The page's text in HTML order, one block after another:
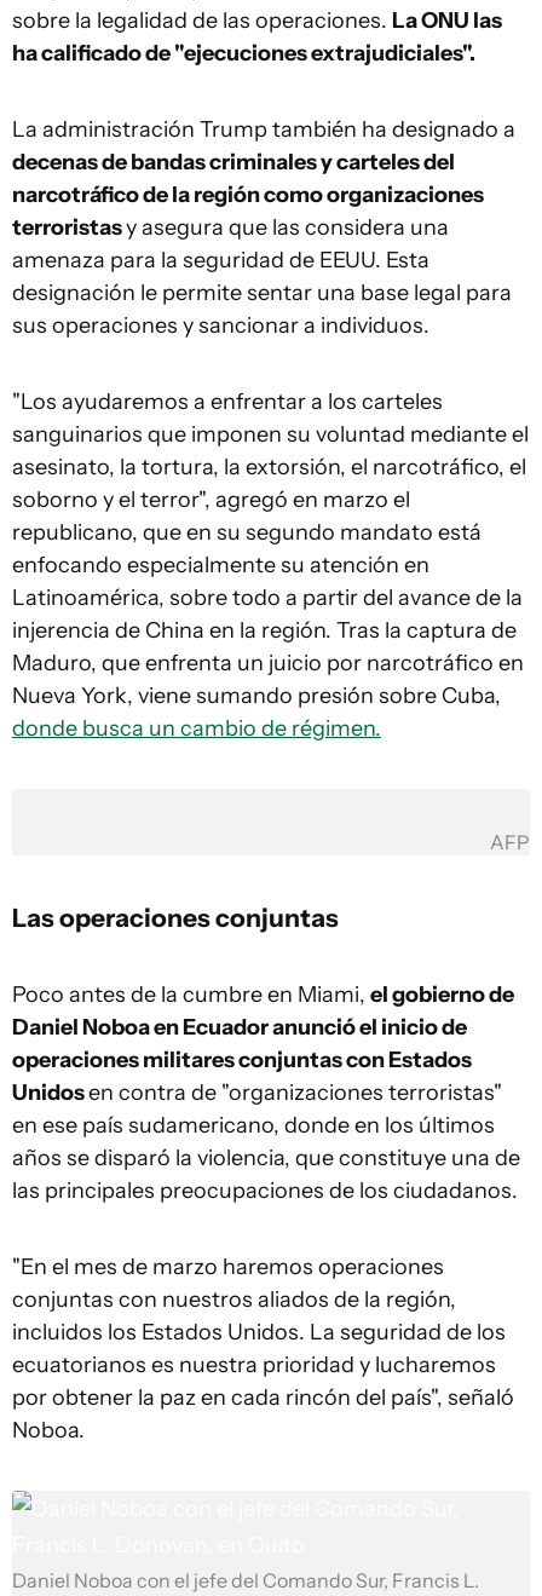
sobre la legalidad de las operaciones. La ONU las
ha calificado de "ejecuciones extrajudiciales".
La administración Trump también ha designado a
decenas de bandas criminales y carteles del
narcotráfico de la región como organizaciones
terroristasy asegura que las considera una
amenaza para la seguridad de EEUU. Esta
designación le permite sentar una base legal para
sus operaciones y sancionar a individuos.
"Los ayudaremos a enfrentar a los carteles
sanguinarios que imponen su voluntad mediante el
asesinato, la tortura, la extorsión, el narcotráfico, el
soborno y el terror", agregó en marzo el
republicano, que en su segundo mandato está
enfocando especialmente su atención en
Latinoamérica, sobre todo a partir del avance de la
injerencia de China en la región. Tras la captura de
Maduro, que enfrenta un juicio por narcotráfico en
Nueva York, viene sumando presión sobre Cuba,
donde busca un cambio de régimen.
AFP
Las operaciones conjuntas
Poco antes de la cumbre en Miami, el gobierno de
Daniel Noboa en Ecuador anunció el inicio de
operaciones militares conjuntas con Estados
Unidosen contra de "organizaciones terroristas"
en ese país sudamericano, donde en los últimos
años se disparó la violencia, que constituye una de
las principales preocupaciones de los ciudadanos.
"En el mes de marzo haremos operaciones
conjuntas con nuestros aliados de la región,
incluidos los Estados Unidos. La seguridad de los
ecuatorianos es nuestra prioridad y lucharemos
por obtener la paz en cada rincón del país", señaló
Noboa.
Daniel Noboa con el jefe del Comando Sur, Francis L.